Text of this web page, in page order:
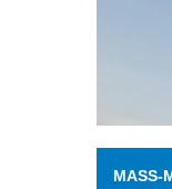
MASS-